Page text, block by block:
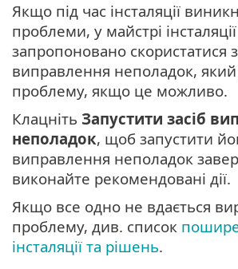
Якщо під час інсталяції
проблеми, у майстрі
запропоновано скористатися
виправлення неполадок, який
проблему, якщо це можливо.
Клацніть Запустити засіб
неполадок, щоб запустити
виправлення неполадок
виконайте рекомендовані дії.
Якщо все одно не вдається
проблему, див. список
інсталяції та рішень.